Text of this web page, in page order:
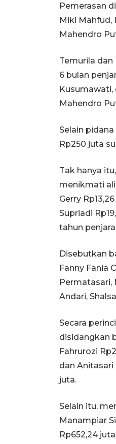
Pemerasan
Miki Mahfud,
Mahendro
Temurila
6 bulan
Kusumawati,
Mahendro
Selain
Rp250 juta
Tak hanya
menikmati
Gerry
Supriadi
tahun
Disebutkan
Fanny Fania
Permatasari,
Andari,
Secara
disidangkan
Fahrurozi
dan Anitasari
juta.
Selain itu,
Manampiar
Rp652,24